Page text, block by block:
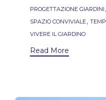
PROGETTAZIONE GIARDINI ,
SPAZIO CONVIVIALE,
VIVERE IL GIARDINO
Read More